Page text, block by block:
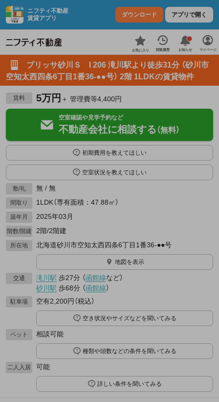
ニフティ不動産
賃貸アプリ
ダウンロード アプリで開く
お気に入り 閲覧履歴 お知らせ マイページ
ブリッサ砂川Ｓ I 206 滝川駅より徒歩31分 （砂川市
空知太西四条6丁目1番36-●●号） 2階 1LDKの賃貸物件
賃料 5万円 ＋ 管理費等4,400円
空室確認や見学予約など
不動産会社に相談する （無料）
初期費用を教えてほしい
空室状況を教えてほしい
敷/礼 無 / 無
間取り 1LDK（専有面積：47.88㎡）
築年月 2025年03月
階数/階建 2階/2階建
所在地 北海道砂川市空知太西四条6丁目1番36-●●号
地図を表示
交通 滝川駅 歩27分 （函館線など）
砂川駅 歩68分 （函館線）
駐車場 空有2,200円（税込）
空き状況やサイズなどを聞いてみる
ペット 相談可能
種類や頭数などの条件を聞いてみる
二人入居 可能
詳しい条件を聞いてみる